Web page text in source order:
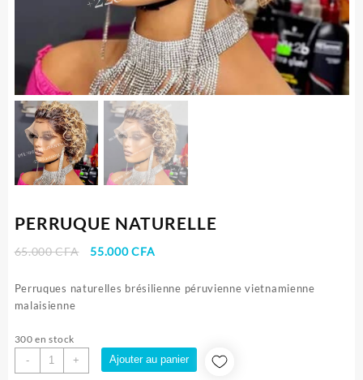
PERRUQUE NATURELLE
65.000CFA
Le
initial
55.000CFALe
actuel
Perruques naturelles brésilienne péruvienne vietnamienne
malaisienne
300 en stock
-
quantité
de
+ Ajouter au panier